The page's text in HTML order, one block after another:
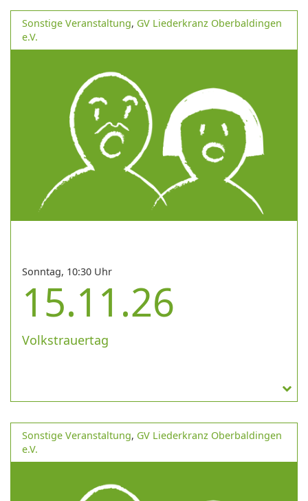
Sonstige Veranstaltung, GV Liederkranz Oberbaldingen
e.V.
Sonntag, 10:30 Uhr
15.11.26
Volkstrauertag
Sonstige Veranstaltung, GV Liederkranz Oberbaldingen
e.V.